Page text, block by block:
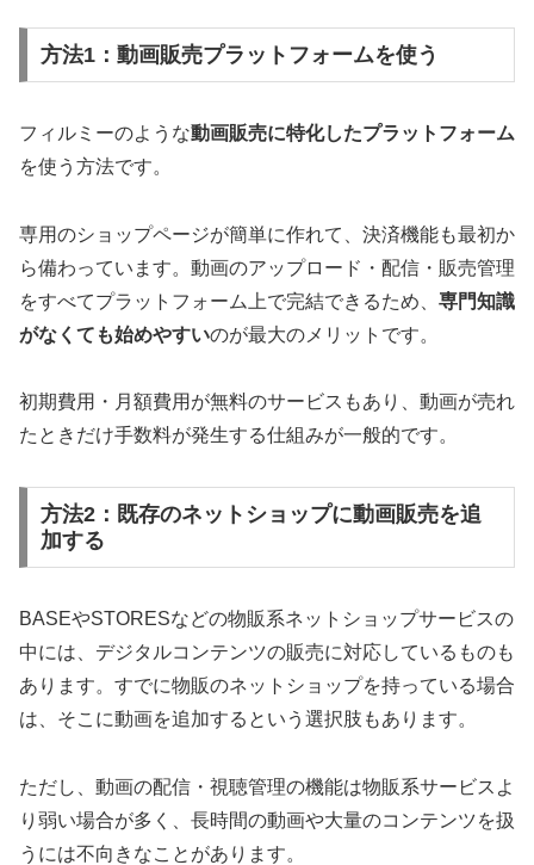
方法1：動画販売プラットフォームを使う
フィルミーのような動画販売に特化したプラットフォーム
を使う方法です。
専用のショップページが簡単に作れて、決済機能も最初か
ら備わっています。動画のアップロード・配信・販売管理
をすべてプラットフォーム上で完結できるため、 専門知識
がなくても始めやすいのが最大のメリットです。
初期費用・月額費用が無料のサービスもあり、動画が売れ
たときだけ手数料が発生する仕組みが一般的です。
方法2：既存のネットショップに動画販売を追
加する
BASEやSTORESなどの物販系ネットショップサービスの
中には、デジタルコンテンツの販売に対応しているものも
あります。すでに物販のネットショップを持っている場合
は、そこに動画を追加するという選択肢もあります。
ただし、動画の配信・視聴管理の機能は物販系サービスよ
り弱い場合が多く、長時間の動画や大量のコンテンツを扱
うには不向きなことがあります。